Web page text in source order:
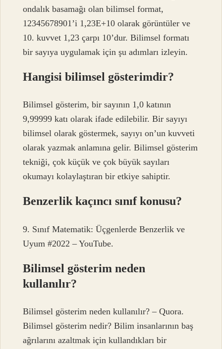
ondalık basamağı olan bilimsel format,
12345678901’i 1,23E+10 olarak görüntüler ve
10. kuvvet 1,23 çarpı 10’dur. Bilimsel formatı
bir sayıya uygulamak için şu adımları izleyin.
Hangisi bilimsel gösterimdir?
Bilimsel gösterim, bir sayının 1,0 katının
9,99999 katı olarak ifade edilebilir. Bir sayıyı
bilimsel olarak göstermek, sayıyı on’un kuvveti
olarak yazmak anlamına gelir. Bilimsel gösterim
tekniği, çok küçük ve çok büyük sayıları
okumayı kolaylaştıran bir etkiye sahiptir.
Benzerlik kaçıncı sınıf konusu?
9. Sınıf Matematik: Üçgenlerde Benzerlik ve
Uyum #2022 – YouTube.
Bilimsel gösterim neden
kullanılır?
Bilimsel gösterim neden kullanılır? – Quora.
Bilimsel gösterim nedir? Bilim insanlarının baş
ağrılarını azaltmak için kullandıkları bir